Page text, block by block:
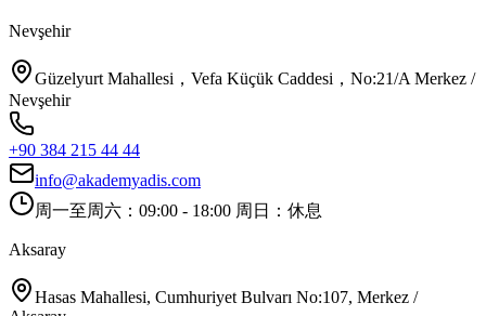
Nevşehir
Güzelyurt Mahallesi，Vefa Küçük Caddesi，No:21/A Merkez /
Nevşehir
+90 384 215 44 44
info@akademyadis.com
周一至周六：09:00 - 18:00 周日：休息
Aksaray
Hasas Mahallesi, Cumhuriyet Bulvarı No:107, Merkez /